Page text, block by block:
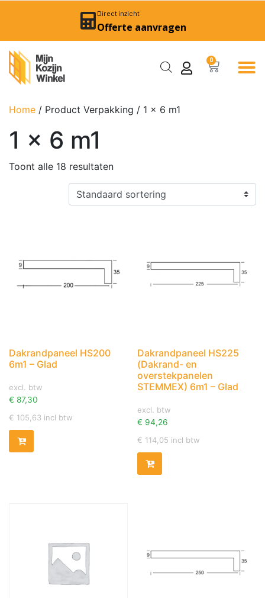
Direct inzicht
Offerte aanvragen
0
Home / Product Verpakking / 1 x 6 m1
1 x 6 m1
Toont alle 18 resultaten
Dakrandpaneel HS200
6m1 – Glad
excl. btw
€ 87,30
€ 105,63 incl btw
Dakrandpaneel HS225
(Dakrand- en
overstekpanelen
STEMMEX) 6m1 – Glad
excl. btw
€ 94,26
€ 114,05 incl btw